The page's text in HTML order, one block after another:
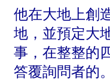
他在大地上創
地，並預定大
事，在整整的
答覆詢問者的。